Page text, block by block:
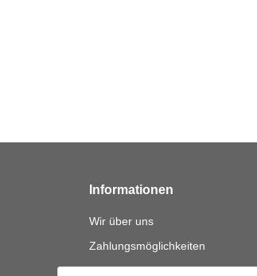
Informationen
Wir über uns
Zahlungsmöglichkeiten
Versandinformationen